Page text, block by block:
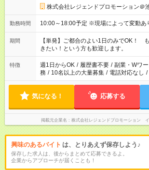
株式会社レジェンドプロモーション＠
勤務時間 10:00～18:00予定 ※現場によって変動あ
期間
【単発】ご都合のよい1日のみでOK！
きたい！という方も歓迎します。
特徴 週1日からOK / 履歴書不要 / 副業・Wワ
務 / 10名以上の大量募集 / 電話対応なし /
気になる！ 応募する
掲載元企業名 株式会社レジェンドプロモーション
興味のあるバイト は、とりあえず保存しよう♪
保存した求人は、後からまとめて応募できるよ。
企業からアプローチが届くことも！